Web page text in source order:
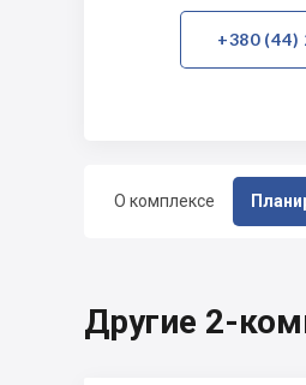
О комплексе
+380 (44)
Другие 2-